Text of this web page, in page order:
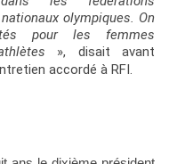
olympiques. On
pour les femmes
», disait avant
accordé à RFI.